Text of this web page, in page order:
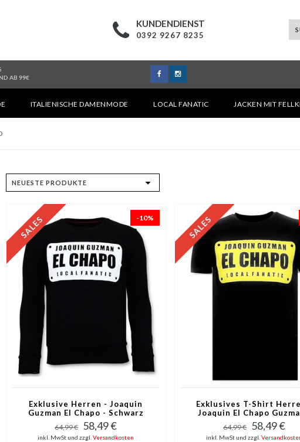
KUNDENDIENST
0392 9267 8235
AB 99€
ITALIENISCHE DAMENMODE LOCAL FANATIC JACKEN MIT
-10%
Exklusive Herren - Joaquin
Guzman El Chapo - Schwarz
64,99 € 58,49 €
inkl. MwSt und zzgl.Versandkosten
Exklusives T-Shirt
Joaquin El Chapo
Schwarz
64,99 € 58,49 €
inkl. MwSt und zzgl.